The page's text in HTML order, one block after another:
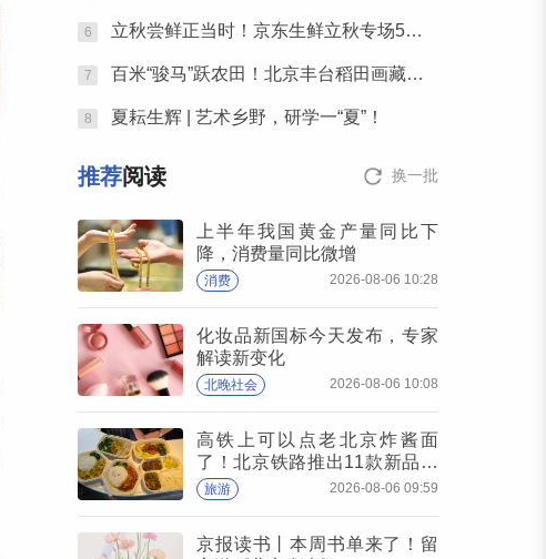
6 立秋尝鲜正当时！京东生鲜立秋专场5折开抢，承包你的秋日餐桌
7 百米“骏马”跃农田！北京丰台稻田画藏不住了
8 夏耘生辉 | 艺术乡野，研学一“夏”！
推荐阅读 换一批
上半年我国黄金产量同比下
降，消费量同比微增
消费 2026-08-06 10:28
化妆品新国标今天发布，专家
解读新变化
北晚社会 2026-08-06 10:08
高铁上可以点老北京炸酱面
了！北京铁路推出11款新品高
铁餐
旅游 2026-08-06 09:59
京报读书丨本周书单来了！留